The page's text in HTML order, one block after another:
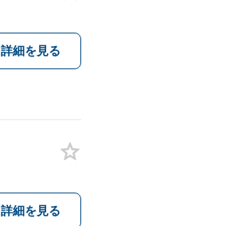
詳細を見る
詳細を見る